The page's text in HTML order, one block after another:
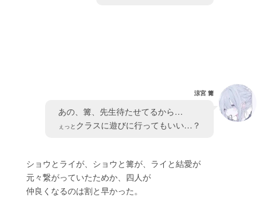
涼宮 篝
あの、篝、先生待たせてるから…
ぇっと クラスに遊びに行ってもいい…？
ショウとライが、ショウと篝が、ライと結愛が
元々繋がっていたためか、四人が
仲良くなるのは割と早かった。